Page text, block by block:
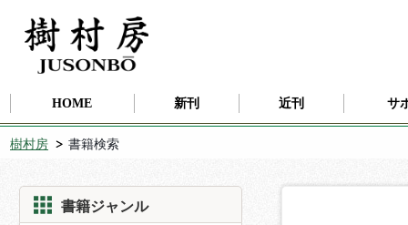
HOME 新刊 近刊 サ
樹村房 書籍検索
書籍ジャンル